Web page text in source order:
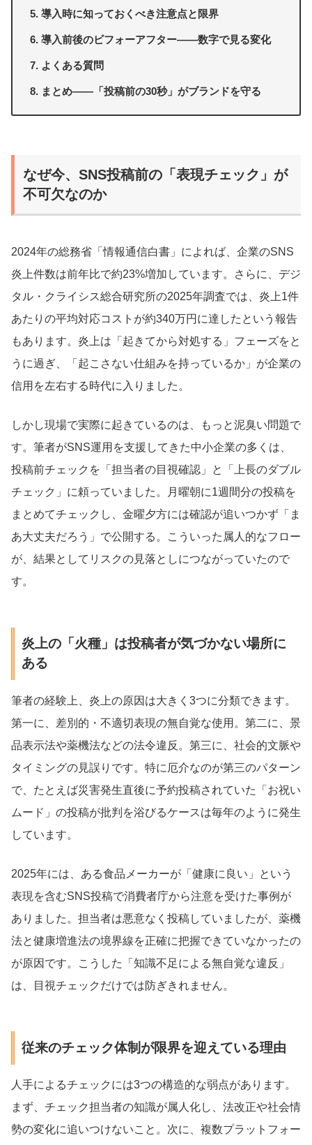
導入時に知っておくべき注意点と限界
導入前後のビフォーアフター——数字で見る変化
よくある質問
まとめ——「投稿前の30秒」がブランドを守る
なぜ今、SNS投稿前の「表現チェック」が
不可欠なのか
2024年の総務省「情報通信白書」によれば、企業のSNS
炎上件数は前年比で約23%増加しています。さらに、デジ
タル・クライシス総合研究所の2025年調査では、炎上1件
あたりの平均対応コストが約340万円に達したという報告
もあります。炎上は「起きてから対処する」フェーズをと
うに過ぎ、「起こさない仕組みを持っているか」が企業の
信用を左右する時代に入りました。
しかし現場で実際に起きているのは、もっと泥臭い問題で
す。筆者がSNS運用を支援してきた中小企業の多くは、
投稿前チェックを「担当者の目視確認」と「上長のダブル
チェック」に頼っていました。月曜朝に1週間分の投稿を
まとめてチェックし、金曜夕方には確認が追いつかず「ま
あ大丈夫だろう」で公開する。こういった属人的なフロー
が、結果としてリスクの見落としにつながっていたので
す。
炎上の「火種」は投稿者が気づかない場所に
ある
筆者の経験上、炎上の原因は大きく3つに分類できます。
第一に、差別的・不適切表現の無自覚な使用。第二に、景
品表示法や薬機法などの法令違反。第三に、社会的文脈や
タイミングの見誤りです。特に厄介なのが第三のパターン
で、たとえば災害発生直後に予約投稿されていた「お祝い
ムード」の投稿が批判を浴びるケースは毎年のように発生
しています。
2025年には、ある食品メーカーが「健康に良い」という
表現を含むSNS投稿で消費者庁から注意を受けた事例が
ありました。担当者は悪意なく投稿していましたが、薬機
法と健康増進法の境界線を正確に把握できていなかったの
が原因です。こうした「知識不足による無自覚な違反」
は、目視チェックだけでは防ぎきれません。
従来のチェック体制が限界を迎えている理由
人手によるチェックには3つの構造的な弱点があります。
まず、チェック担当者の知識が属人化し、法改正や社会情
勢の変化に追いつけないこと。次に、複数プラットフォー